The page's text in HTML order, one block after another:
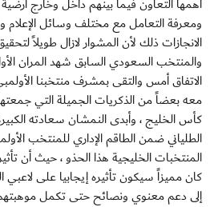
ومعرفة التعامل مع مختلف وسائل الإعلام
الانجازات ذلك لأن المشوار لازال طويلاً
والمنتخب السعودي السابق شهد المران
الاتفاق أمس والتقى بمشرف منتخبنا
معه بعضاً من الذكريات الجميلة التي
كأس الخليج ، وأبدى النمشان سعادته
الطلياني ضمن الطاقم الإداري للمنتخب
المنتخبات الخليجية هذا الحذو ، حيث أن
كان مميزاً سيكون تأثيره إيجابيا على لاعبي
إلى دعم معنوي ونصائح حتى تكمل